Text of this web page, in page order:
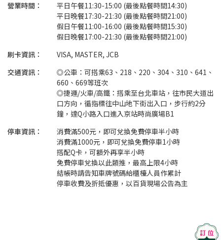
營業時間：
平日午餐11:30-15:00 (最後點餐時間14:30)
平日晚餐17:30-21:30 (最後點餐時間21:00)
假日午餐11:00-16:00 (最後點餐時間15:30)
假日晚餐17:00-21:30 (最後點餐時間21:00)
刷卡資訊：
VISA, MASTER, JCB
交通資訊：
◎公車：可搭乘63、218、220、304、310、641、
660、669等班次
◎捷運/火車/高鐵：搭乘至台北車站，往市民大道出
口方向，循指標往中山地下街出入口，步行約2分
鐘，達Q小路入口進入京站時尚廣場B1
停車資訊：
消費滿500元，即可兌換免費停車半小時
消費滿1000元，即可兌換免費停車1小時
搭配Q卡，可額外再享半小時
免費停車兌換以此類推，最高上限4小時
結帳時請告知車牌號碼給櫃檯人員作累計
停車收費及折抵優惠，以百貨現場公告為主